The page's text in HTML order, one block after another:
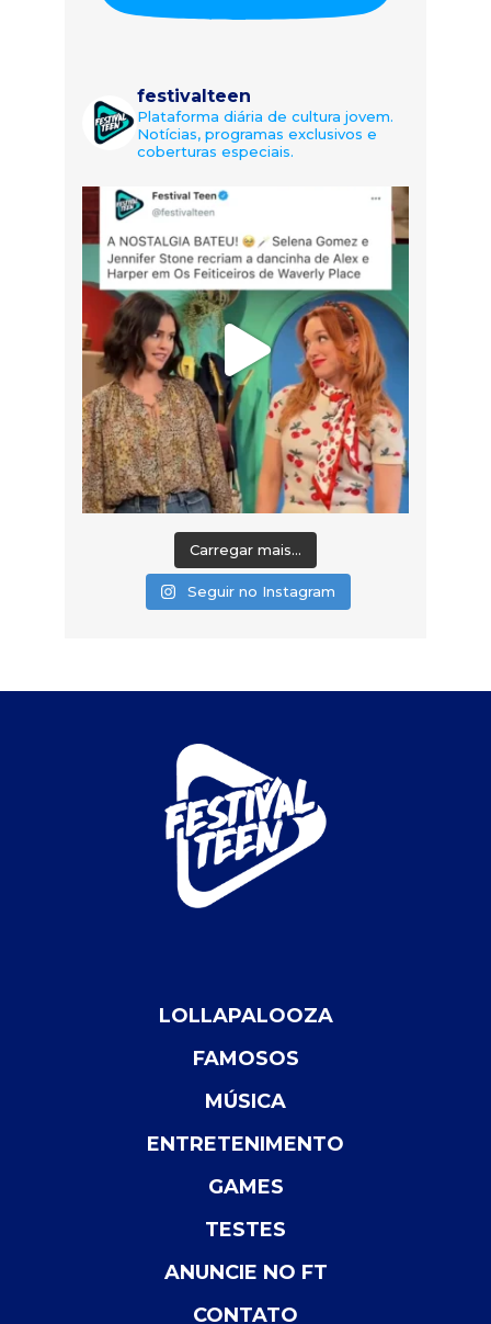
festivalteen
Plataforma diária de cultura jovem.
Notícias, programas exclusivos e
coberturas especiais.
Carregar mais...
Seguir no Instagram
LOLLAPALOOZA
FAMOSOS
MÚSICA
ENTRETENIMENTO
GAMES
TESTES
ANUNCIE NO FT
CONTATO